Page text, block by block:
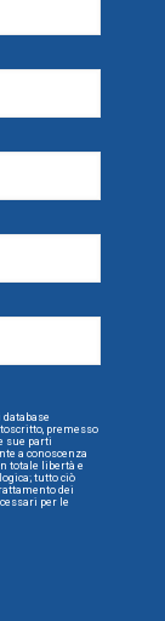
premesso
sue parti
a conoscenza
totale libertà e
tutto ciò
dei
per le